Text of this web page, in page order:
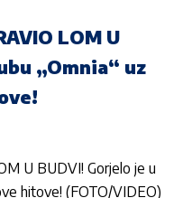
LOM U
„Omnia“ uz
U BUDVI! Gorjelo je u
hitove! (FOTO/VIDEO)